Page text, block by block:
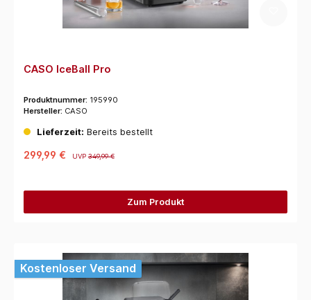
CASO IceBall Pro
Produktnummer: 195990
Hersteller: CASO
Lieferzeit: Bereits bestellt
299,99 € UVP349,99 €
Zum Produkt
Kostenloser Versand